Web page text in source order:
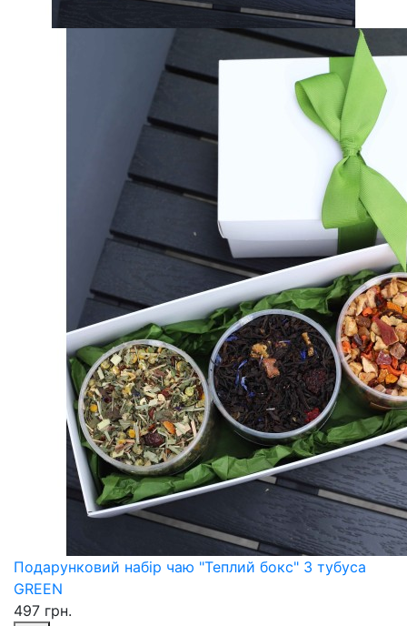
Подарунковий набір чаю "Теплий бокс" 3 тубуса
GREEN
497 грн.